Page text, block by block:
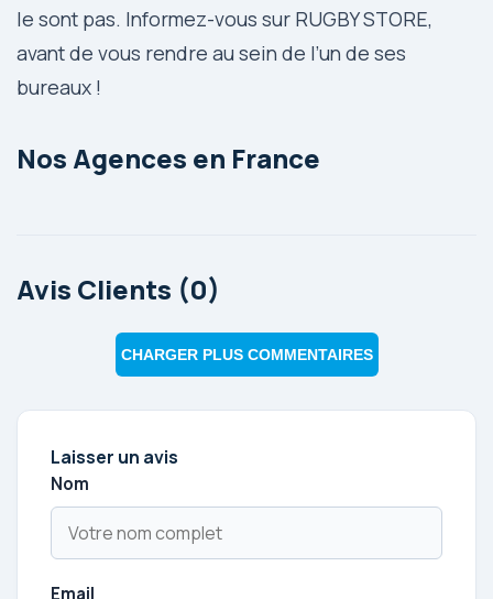
le sont pas. Informez-vous sur RUGBY STORE,
avant de vous rendre au sein de l’un de ses
bureaux !
Nos Agences en France
Avis Clients (0)
CHARGER PLUS COMMENTAIRES
Laisser un avis
Nom
Email